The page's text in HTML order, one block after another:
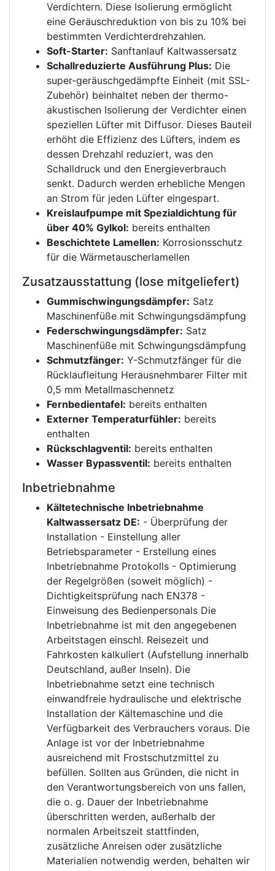
Verdichtern. Diese Isolierung ermöglicht
eine Geräuschreduktion von bis zu 10% bei
bestimmten Verdichterdrehzahlen.
Soft-Starter: Sanftanlauf Kaltwassersatz
Schallreduzierte Ausführung Plus: Die
super-geräuschgedämpfte Einheit (mit SSL-
Zubehör) beinhaltet neben der thermo-
akustischen Isolierung der Verdichter einen
speziellen Lüfter mit Diffusor. Dieses Bauteil
erhöht die Effizienz des Lüfters, indem es
dessen Drehzahl reduziert, was den
Schalldruck und den Energieverbrauch
senkt. Dadurch werden erhebliche Mengen
an Strom für jeden Lüfter eingespart.
Kreislaufpumpe mit Spezialdichtung für
über 40% Gylkol: bereits enthalten
Beschichtete Lamellen: Korrosionsschutz
für die Wärmetauscherlamellen
Zusatzausstattung (lose mitgeliefert)
Gummischwingungsdämpfer: Satz
Maschinenfüße mit Schwingungsdämpfung
Federschwingungsdämpfer: Satz
Maschinenfüße mit Schwingungsdämpfung
Schmutzfänger: Y-Schmutzfänger für die
Rücklaufleitung Herausnehmbarer Filter mit
0,5 mm Metallmaschennetz
Fernbedientafel: bereits enthalten
Externer Temperaturfühler: bereits
enthalten
Rückschlagventil: bereits enthalten
Wasser Bypassventil: bereits enthalten
Inbetriebnahme
Kältetechnische Inbetriebnahme
Kaltwassersatz DE: - Überprüfung der
Installation - Einstellung aller
Betriebsparameter - Erstellung eines
Inbetriebnahme Protokolls - Optimierung
der Regelgrößen (soweit möglich) -
Dichtigkeitsprüfung nach EN378 -
Einweisung des Bedienpersonals Die
Inbetriebnahme ist mit den angegebenen
Arbeitstagen einschl. Reisezeit und
Fahrkosten kalkuliert (Aufstellung innerhalb
Deutschland, außer Inseln). Die
Inbetriebnahme setzt eine technisch
einwandfreie hydraulische und elektrische
Installation der Kältemaschine und die
Verfügbarkeit des Verbrauchers voraus. Die
Anlage ist vor der Inbetriebnahme
ausreichend mit Frostschutzmittel zu
befüllen. Sollten aus Gründen, die nicht in
den Verantwortungsbereich von uns fallen,
die o. g. Dauer der Inbetriebnahme
überschritten werden, außerhalb der
normalen Arbeitszeit stattfinden,
zusätzliche Anreisen oder zusätzliche
Materialien notwendig werden, behalten wir